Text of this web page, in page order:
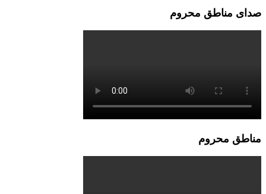
صدای مناطق محروم
مناطق محروم